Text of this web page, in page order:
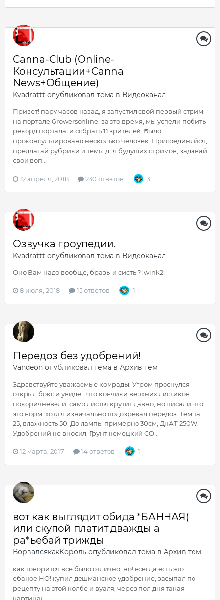
Canna-Club (Online-
Консультации+Canna
News+Общение)
Kvadrattt опубликовал тема в Видеоканал
Привет! пару часов назад, я запустил свой первый стрим
на портале Growersonline. за это время, мы успели побить
рекорд портала, и собрать 11 зрителей. Было
проконсультировано несколько человек. Присоединяйся,
предлагай рубрики и темы для будущих стримов, задавай
свои воп...
12 апреля, 2018 230 ответов 3
Озвучка гроупедии.
Kvadrattt опубликовал тема в Видеоканал
Оно Вам надо вообще, бразы и систы? :wink2:
8 июля, 2018 15 ответов 1
Передоз без удобрений!
Vandeon опубликовал тема в Архив тем
Здравствуйте уважаемые комрады. Утром проснулся
открыл бокс и увидел что кончики верхних листиков
покоричневели, само листья крутит давно, но писали что
это норм, хотя я изначально подозревал передоз. Темпа
25, влажность 50. До лампы примерно 30см, ДнАТ 250W.
Удобрений не вносил. Грунт немецкий CO...
12 марта, 2017 14 ответов 1
вот как выглядит обида *БАННАЯ(
или скупой платит дважды а
ра*ьебай трижды
ВорвалсякакКороль опубликовал тема в Архив тем
как говорится все было отлично, но! всегда есть это
ебаное НО! купил дешманское удобрение, засыпал по
рецепту на этой колбе и вуаля, через пол дня такая
картина(